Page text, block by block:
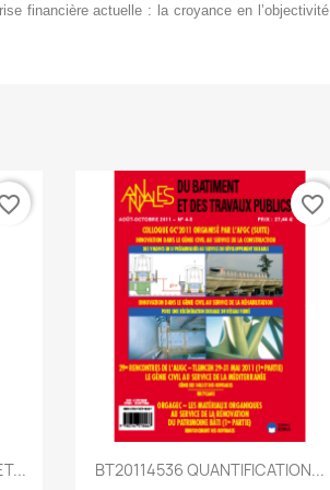
financière actuelle : la croyance en l’objectivité
Aperçu rapide
BT20114536 QUANTIFICATION...
favorite_border